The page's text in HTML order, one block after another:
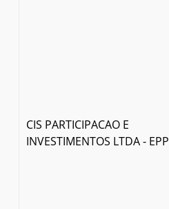
CIS PARTICIPACAO E
INVESTIMENTOS LTDA - EPP